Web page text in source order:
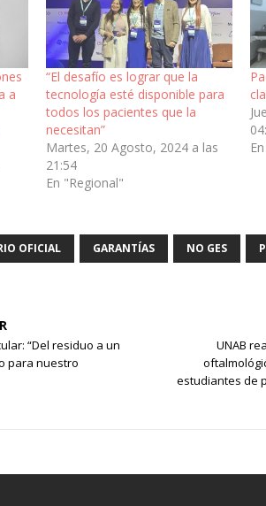
a
“El desafío es lograr que la
tecnología esté disponible para
todos los pacientes que la
necesitan”
Martes, 20 Agosto, 2024 a las
21:54
En "Regional"
OFICIAL GARANTÍAS NO GES
“Del residuo a un
para nuestro
UNAB
estudiantes de